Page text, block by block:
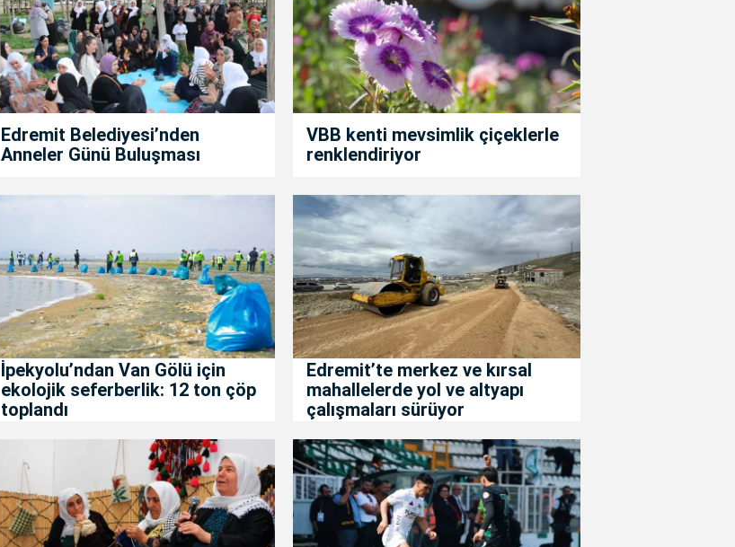
Edremit Belediyesi’nden
Anneler Günü Buluşması
VBB kenti mevsimlik çiçeklerle
renklendiriyor
İpekyolu’ndan Van Gölü için
ekolojik seferberlik: 12 ton çöp
toplandı
Edremit’te merkez ve kırsal
mahallelerde yol ve altyapı
çalışmaları sürüyor